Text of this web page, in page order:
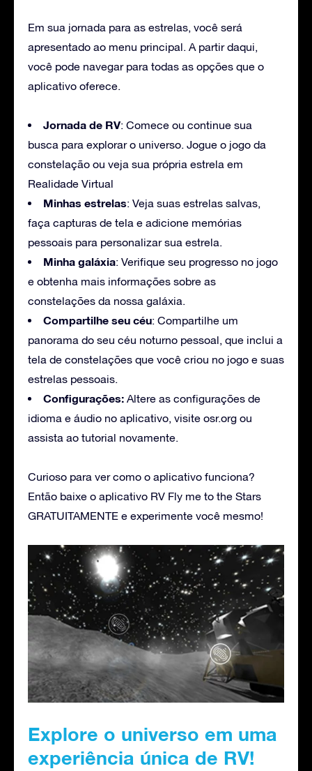
Em sua jornada para as estrelas, você será
apresentado ao menu principal. A partir daqui,
você pode navegar para todas as opções que o
aplicativo oferece.
Jornada de RV: Comece ou continue sua
busca para explorar o universo. Jogue o jogo da
constelação ou veja sua própria estrela em
Realidade Virtual
Minhas estrelas: Veja suas estrelas salvas,
faça capturas de tela e adicione memórias
pessoais para personalizar sua estrela.
Minha galáxia: Verifique seu progresso no jogo
e obtenha mais informações sobre as
constelações da nossa galáxia.
Compartilhe seu céu: Compartilhe um
panorama do seu céu noturno pessoal, que inclui a
tela de constelações que você criou no jogo e suas
estrelas pessoais.
Configurações: Altere as configurações de
idioma e áudio no aplicativo, visite osr.org ou
assista ao tutorial novamente.
Curioso para ver como o aplicativo funciona?
Então baixe o aplicativo RV Fly me to the Stars
GRATUITAMENTE e experimente você mesmo!
Explore o universo em uma
experiência única de RV!